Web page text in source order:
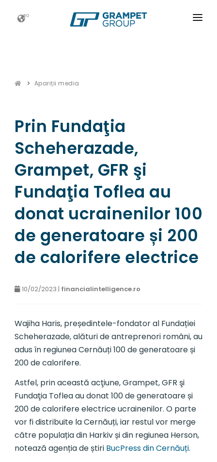
RO
NOUTATI
ESG
CONTACT
Apariții media
Prin Fundaţia
Scheherazade,
Grampet, GFR şi
Fundaţia Toflea au
donat ucrainenilor 100
de generatoare și 200
de calorifere electrice
10/02/2023 | financialintelligence.ro
Wajiha Haris, președintele-fondator al Fundației
Scheherazade, alături de antreprenori români, au
adus în regiunea Cernăuți 100 de generatoare și
200 de calorifere.
Astfel, prin această acţiune, Grampet, GFR şi
Fundaţia Toflea au donat 100 de generatoare și
200 de calorifere electrice ucrainenilor. O parte
vor fi distribuite la Cernăuți, iar restul vor merge
către populația din Harkiv și din regiunea Herson,
notează agenția de știri BucPress din Cernăuți.